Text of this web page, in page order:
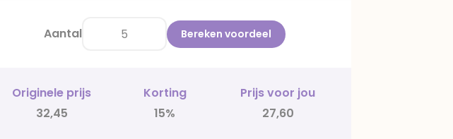
Aantal Bereken voordeel
Originele prijs Korting
Prijs voor jou
32,45
15% 27,60